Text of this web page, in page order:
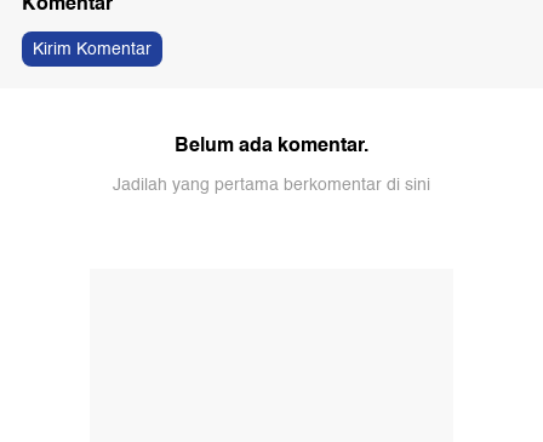
Kirim Komentar
Belum ada komentar.
Jadilah yang pertama berkomentar di sini